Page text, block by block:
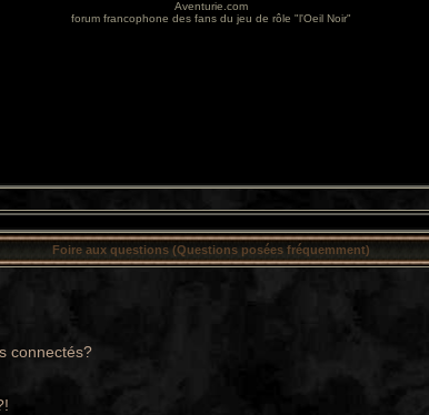
Aventurie.com
forum francophone des fans du jeu de rôle "l'Oeil Noir"
Foire aux questions (Questions posées fréquemment)
connectés?